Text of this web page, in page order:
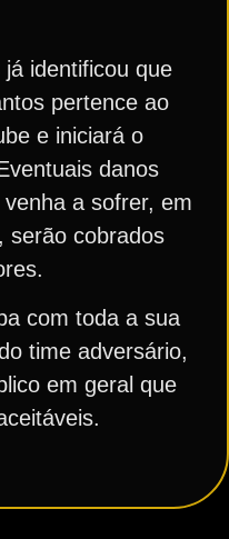
identificou que
pertence ao
e iniciará o
danos
a sofrer, em
serão cobrados
com toda a sua
time adversário,
em geral que